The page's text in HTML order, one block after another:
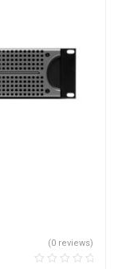
(0 reviews)